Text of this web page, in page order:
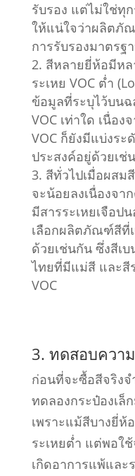
รับรอง แต่ไม่ใช่ทุ
ให้แน่ใจว่าผลิตภั
การรับรองมาตร
สีหลายยี่ห้อมีห
ระเหย VOC ต่ำ
ข้อมูลที่ระบุไว้บน
VOC เท่าใด เนื่อ
VOC ก็ยังมีแบ่งระ
ประสงค์อยู่ด้วยเช่
สีทั่วไปเมื่อผส
จะน้อยลงเนื่องจา
มีสารระเหยเจือป
เลือกผลิตภัณฑ์สีที่
ด้วยเช่นกัน ซึ่งสีเ
ไทยที่มีแม่สี และสี
VOC
3. ทดสอบควา
ก่อนที่จะซื้อสีจริง
ทดลองกระป๋องเ
เพราะแม้สีบางยี่ห้
ระเหยต่ำ แต่พอใ
เกิดอาการแพ้และ